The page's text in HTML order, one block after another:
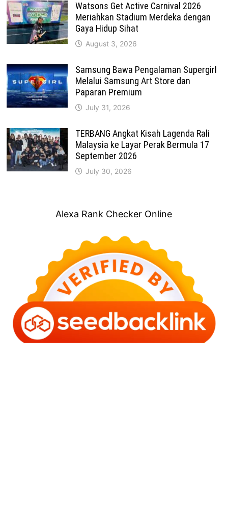
Watsons Get Active Carnival 2026
Meriahkan Stadium Merdeka dengan
Gaya Hidup Sihat
August 3, 2026
Samsung Bawa Pengalaman Supergirl
Melalui Samsung Art Store dan
Paparan Premium
July 31, 2026
TERBANG Angkat Kisah Lagenda Rali
Malaysia ke Layar Perak Bermula 17
September 2026
July 30, 2026
Alexa Rank Checker Online